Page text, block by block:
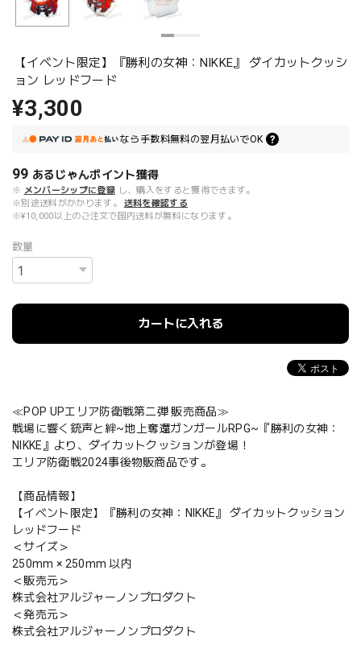
【イベント限定】『勝利の女神：NIKKE』 ダイカットクッシ
ョン レッドフード
¥3,300
なら 手数料無料の翌月払いでOK
99 あるじゃんポイント獲得
※ メンバーシップに登録 し、購入をすると獲得できます。
※別途送料がかかります。
送料を確認する
※¥10,000以上のご注文で国内送料が無料になります。
数量
カートに入れる
≪POP UPエリア防衛戦第二弾 販売商品≫
戦場に響く銃声と絆~地上奪還ガンガールRPG~『勝利の女神：
NIKKE』より、ダイカットクッションが登場！
エリア防衛戦2024事後物販商品です。
【商品情報】
【イベント限定】『勝利の女神：NIKKE』 ダイカットクッション
レッドフード
＜サイズ＞
250mm × 250mm 以内
＜販売元＞
株式会社アルジャーノンプロダクト
＜発売元＞
株式会社アルジャーノンプロダクト